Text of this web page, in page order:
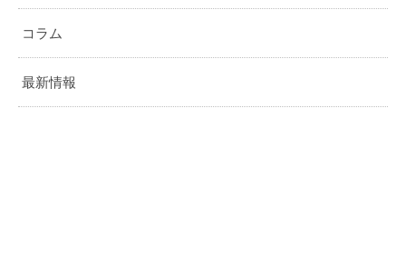
コラム
最新情報